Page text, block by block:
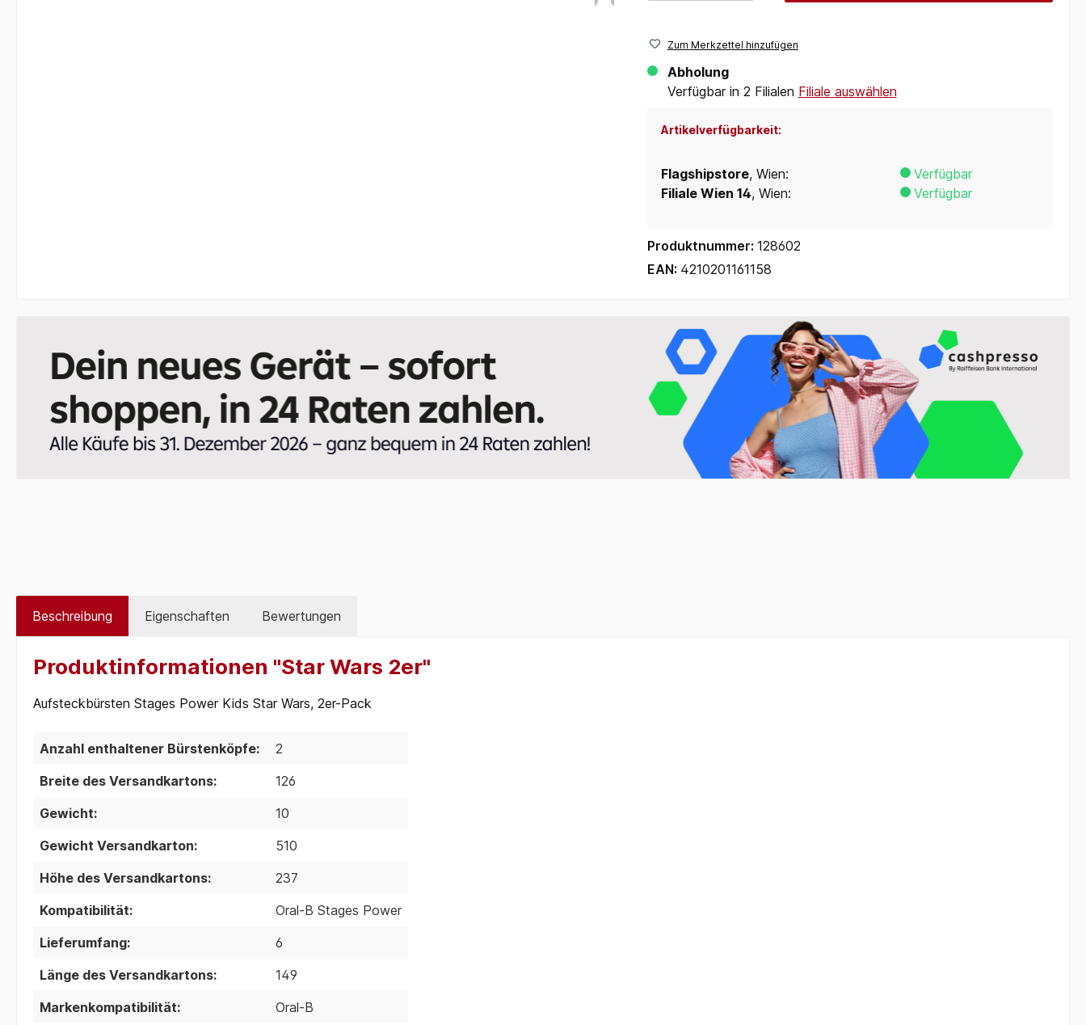
Zum Merkzettel hinzufügen
Abholung
Verfügbar in 2 Filialen Filiale auswählen
Artikelverfügbarkeit:
Flagshipstore, Wien:
Verfügbar
Filiale Wien 14, Wien: Verfügbar
Produktnummer: 128602
EAN: 4210201161158
Beschreibung Eigenschaften Bewertungen
Produktinformationen "Star Wars 2er"
Aufsteckbürsten Stages Power Kids Star Wars, 2er-Pack
Anzahl enthaltener Bürstenköpfe:
2
Breite des Versandkartons:
126
Gewicht:
10
Gewicht Versandkarton:
510
Höhe des Versandkartons:
237
Kompatibilität:
Oral-B Stages Power
Lieferumfang:
6
Länge des Versandkartons:
149
Markenkompatibilität:
Oral-B